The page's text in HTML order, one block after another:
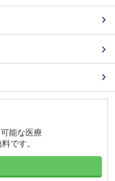
能な医療
です。